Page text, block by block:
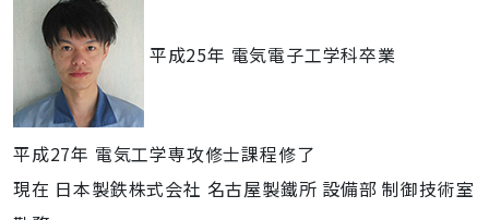
平成25年 電気電子工学科卒業
平成27年 電気工学専攻修士課程修了
現在 日本製鉄株式会社 名古屋製鐵所 設備部 制御技術室